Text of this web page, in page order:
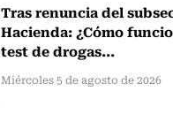
Tras renuncia del
Hacienda: ¿Cómo
test de drogas...
Miércoles 5 de agosto de 2026